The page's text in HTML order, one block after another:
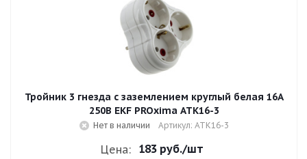
Тройник 3 гнезда с заземлением круглый белая 16A
250В EKF PROxima ATK16-3
Нет в наличии Артикул: ATK16-3
Цена: 183 руб./шт